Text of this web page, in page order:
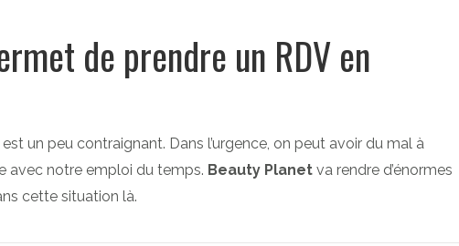
de prendre un RDV en
un peu contraignant. Dans l’urgence, on peut avoir du mal à
avec notre emploi du temps. Beauty Planet va rendre d’énormes
cette situation là.